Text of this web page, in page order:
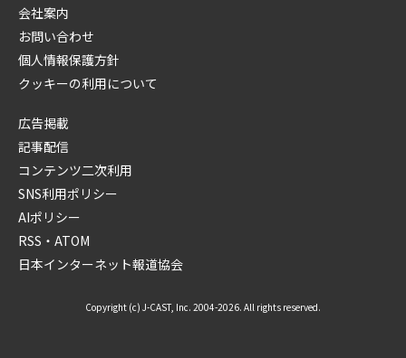
会社案内
お問い合わせ
個人情報保護方針
クッキーの利用について
広告掲載
記事配信
コンテンツ二次利用
SNS利用ポリシー
AIポリシー
RSS・ATOM
日本インターネット報道協会
Copyright (c) J-CAST, Inc. 2004-2026. All rights reserved.